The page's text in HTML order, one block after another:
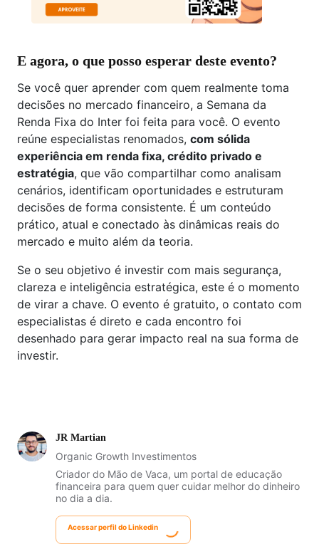
E agora, o que posso esperar deste evento?
Se você quer aprender com quem realmente toma
decisões no mercado financeiro, a Semana da
Renda Fixa do Inter foi feita para você. O evento
reúne especialistas renomados, com sólida
experiência em renda fixa, crédito privado e
estratégia, que vão compartilhar como analisam
cenários, identificam oportunidades e estruturam
decisões de forma consistente. É um conteúdo
prático, atual e conectado às dinâmicas reais do
mercado e muito além da teoria.
Se o seu objetivo é investir com mais segurança,
clareza e inteligência estratégica, este é o momento
de virar a chave. O evento é gratuito, o contato com
especialistas é direto e cada encontro foi
desenhado para gerar impacto real na sua forma de
investir.
JR Martian
Organic Growth Investimentos
Criador do Mão de Vaca, um portal de educação
financeira para quem quer cuidar melhor do dinheiro
no dia a dia.
Acessar perfil do Linkedin